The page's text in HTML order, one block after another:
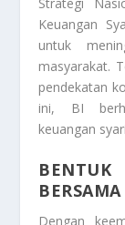
Keuangan
untuk
masyarakat.
pendekatan
ini, BI
keuangan
BENTUK
Dengan